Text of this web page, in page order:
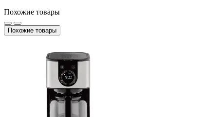
Похожие товары
Похожие товары